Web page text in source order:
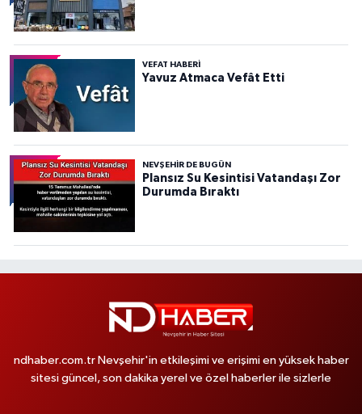
VEFAT HABERI
Yavuz Atmaca Vefât Etti
NEVŞEHIR DE BUGÜN
Plansız Su Kesintisi Vatandaşı Zor
Durumda Bıraktı
ndhaber.com.tr Nevşehir'in etkileşimi ve erişimi en yüksek haber
sitesi güncel, son dakika yerel ve özel haberler ile sizlerle